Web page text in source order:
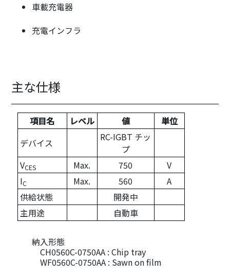
車載充電器
充電インフラ
主な仕様
項目名 レベル 値
単位
デバイス
RC-IGBT チッ
プ
VCES Max. 750
V
IC Max. 560
A
供給状態
開発中
主用途
自動車
納入形態
CH0560C-0750AA : Chip tray
WF0560C-0750AA : Sawn on film